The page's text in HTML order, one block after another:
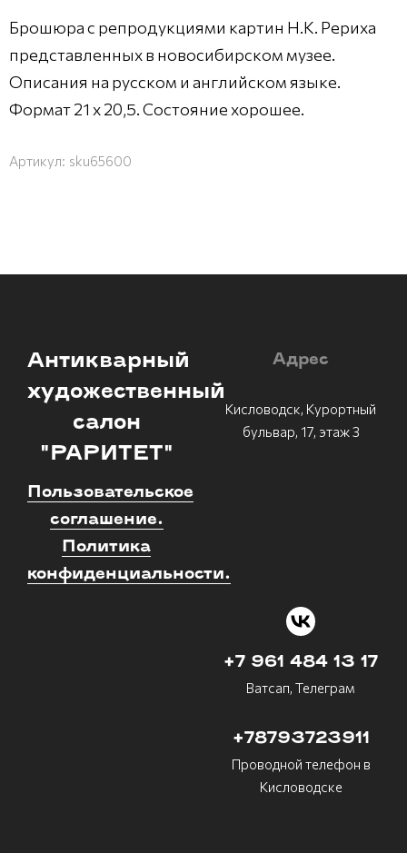
Брошюра с репродукциями картин Н.К. Рериха
представленных в новосибирском музее.
Описания на русском и английском языке.
Формат 21 х 20,5. Состояние хорошее.
Артикул: sku65600
Антикварный
художественный
салон
"РАРИТЕТ"
Пользовательское
соглашение.
Политика
конфиденциальности.
Адрес
Кисловодск, Курортный
бульвар, 17, этаж 3
+7 961 484 13 17
Ватсап, Телеграм
+78793723911
Проводной телефон в
Кисловодске